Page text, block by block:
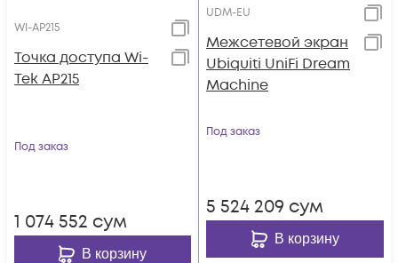
WI-AP215
Точка доступа Wi-
Tek AP215
Под заказ
1 074 552 сум
В корзину
UDM-EU
Межсетевой экран
Ubiquiti UniFi Dream
Machine
Под заказ
5 524 209 сум
В корзину